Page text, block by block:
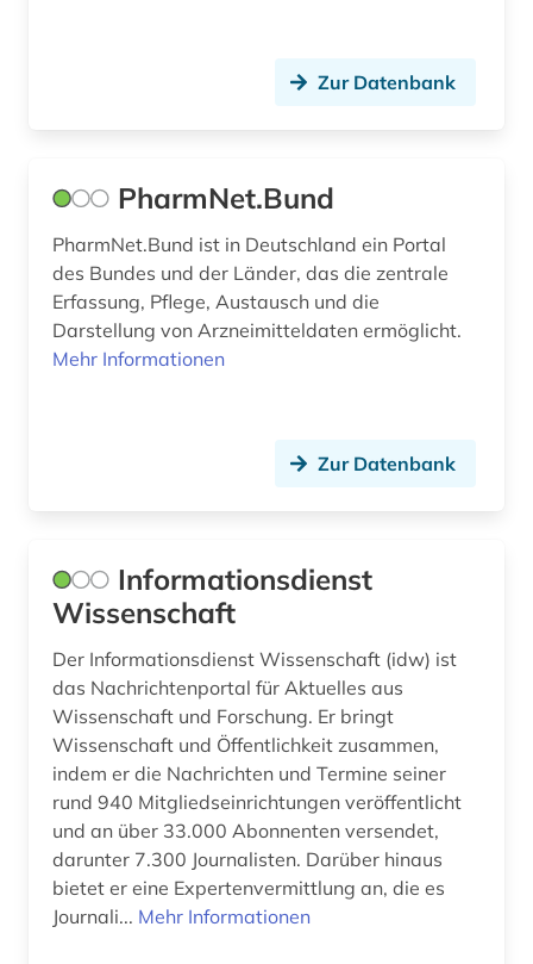
ausländer (1)
ausländerrecht (5)
ausländisches kulturgut (1)
ausschreibung (4)
auswärtiger ausschuss des deutschen
bundestages (1)
authentizität (1)
automation (1)
automatische bildverarbeitung (1)
automatisierung (1)
automobil (1)
Zur Datenbank
PharmNet.Bund
PharmNet.Bund ist in Deutschland ein Portal
des Bundes und der Länder, das die zentrale
Erfassung, Pflege, Austausch und die
Darstellung von Arzneimitteldaten ermöglicht.
Mehr Informationen
Zur Datenbank
Informationsdienst
Wissenschaft
Der Informationsdienst Wissenschaft (idw) ist
das Nachrichtenportal für Aktuelles aus
Wissenschaft und Forschung. Er bringt
Wissenschaft und Öffentlichkeit zusammen,
indem er die Nachrichten und Termine seiner
rund 940 Mitgliedseinrichtungen veröffentlicht
und an über 33.000 Abonnenten versendet,
darunter 7.300 Journalisten. Darüber hinaus
bietet er eine Expertenvermittlung an, die es
Journali... Mehr Informationen